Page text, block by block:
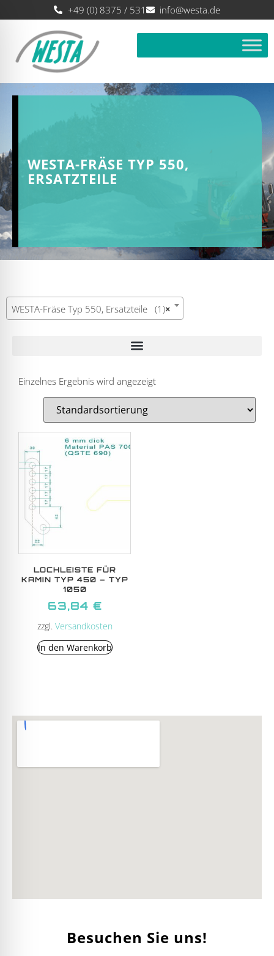
+49 (0) 8375 / 531 info@westa.de
WESTA-FRÄSE TYP 550,
ERSATZTEILE
×
WESTA-Fräse Typ 550, Ersatzteile (1)
Einzelnes Ergebnis wird angezeigt
LOCHLEISTE FÜR
KAMIN TYP 450 – TYP
1050
63,84 €
zzgl. Versandkosten
In den Warenkorb
Besuchen Sie uns!